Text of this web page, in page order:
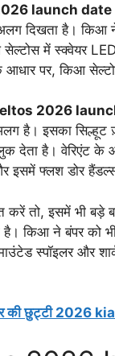
launch date
दिखता है। किआ
में स्क्वेयर
आधार पर, किआ
2026
है। इसका सिल्हूट
लुक देता है। वेरिएंट
इसमें फ्लश डोर
करें तो, इसमें भी
है। किआ ने बंपर को
स्पॉइलर और
की छुट्टी 2026